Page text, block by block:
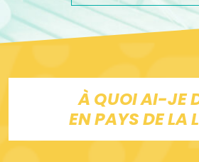
À QUOI AI-JE
EN PAYS DE LA